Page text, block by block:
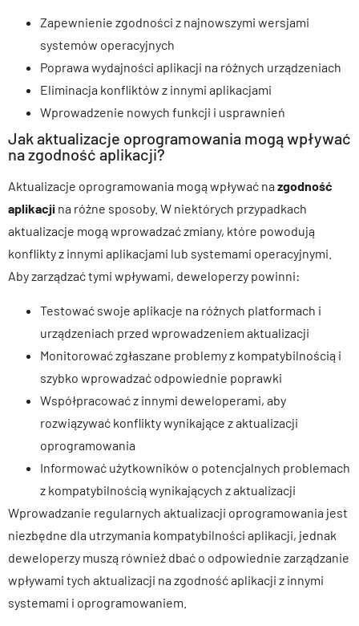
Zapewnienie zgodności z najnowszymi wersjami
systemów operacyjnych
Poprawa wydajności aplikacji na różnych urządzeniach
Eliminacja konfliktów z innymi aplikacjami
Wprowadzenie nowych funkcji i usprawnień
Jak aktualizacje oprogramowania mogą wpływać
na zgodność aplikacji?
Aktualizacje oprogramowania mogą wpływać na zgodność
aplikacji na różne sposoby. W niektórych przypadkach
aktualizacje mogą wprowadzać zmiany, które powodują
konflikty z innymi aplikacjami lub systemami operacyjnymi.
Aby zarządzać tymi wpływami, deweloperzy powinni:
Testować swoje aplikacje na różnych platformach i
urządzeniach przed wprowadzeniem aktualizacji
Monitorować zgłaszane problemy z kompatybilnością i
szybko wprowadzać odpowiednie poprawki
Współpracować z innymi deweloperami, aby
rozwiązywać konflikty wynikające z aktualizacji
oprogramowania
Informować użytkowników o potencjalnych problemach
z kompatybilnością wynikających z aktualizacji
Wprowadzanie regularnych aktualizacji oprogramowania jest
niezbędne dla utrzymania kompatybilności aplikacji, jednak
deweloperzy muszą również dbać o odpowiednie zarządzanie
wpływami tych aktualizacji na zgodność aplikacji z innymi
systemami i oprogramowaniem.